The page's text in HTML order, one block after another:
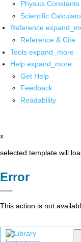
Physics Constants
Scientific
Reference
Reference & Cite
Tools expand_more
Help expand_more
Get Help
Feedback
Readability
x
selected template will
Error
This action is not